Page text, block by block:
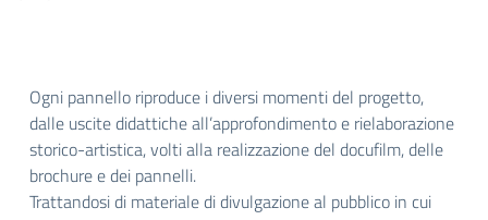
Ogni pannello riproduce i diversi momenti del progetto,
dalle uscite didattiche all’approfondimento e rielaborazione
storico-artistica, volti alla realizzazione del docufilm, delle
brochure e dei pannelli.
Trattandosi di materiale di divulgazione al pubblico in cui